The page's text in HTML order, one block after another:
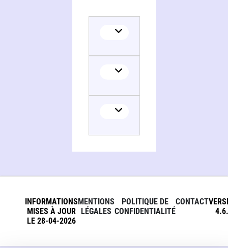
INFORMATIONS
MISES À JOUR
LE 28-04-2026
MENTIONS
LÉGALES
POLITIQUE DE
CONFIDENTIALITÉ
CONTACT